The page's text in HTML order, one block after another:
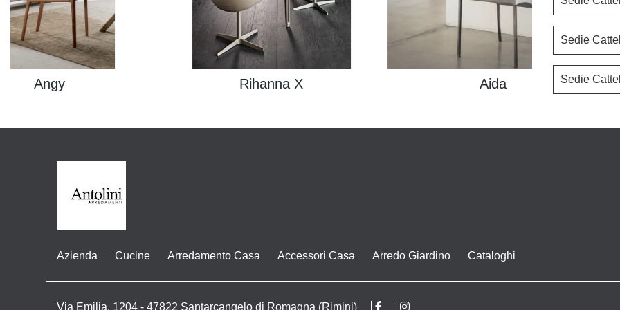
Angy Rihanna X Aida
Sedie
Sedie
Azienda Cucine Arredamento Casa Accessori Casa Arredo Giardino Cataloghi
Via Emilia, 1204 - 47822 Santarcangelo di Romagna (Rimini)